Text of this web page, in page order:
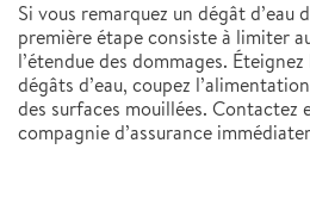
Si vous remarquez un dégât d’eau
première étape consiste à limiter
l’étendue des dommages.
dégâts d’eau, coupez
des surfaces mouillées. Contactez
compagnie d’assurance